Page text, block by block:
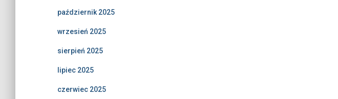
październik 2025
wrzesień 2025
sierpień 2025
lipiec 2025
czerwiec 2025